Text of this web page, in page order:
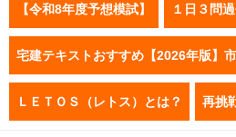
【令和8年度予想模試】 １日３問
宅建テキストおすすめ【2026年版】
ＬＥＴＯＳ（レトス）とは？ 再挑